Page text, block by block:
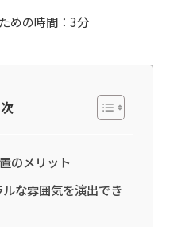
めの時間：3分
のメリット
な雰囲気を演出でき